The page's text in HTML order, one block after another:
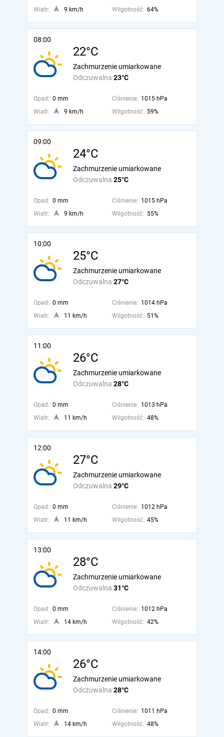
Wiatr: 9 km/h Wilgotność: 64%
08:00
22°C
Odczuwalna 23°C
Zachmurzenie umiarkowane
Opad: 0 mm Ciśnienie: 1015 hPa
Wiatr:
9 km/h Wilgotność: 59%
09:00
24°C
Odczuwalna 25°C
Zachmurzenie umiarkowane
Opad: 0 mm Ciśnienie: 1015 hPa
Wiatr:
9 km/h Wilgotność: 55%
10:00
25°C
Odczuwalna 27°C
Zachmurzenie umiarkowane
Opad: 0 mm Ciśnienie: 1014 hPa
Wiatr:
11 km/h Wilgotność: 51%
11:00
26°C
Odczuwalna 28°C
Zachmurzenie umiarkowane
Opad: 0 mm Ciśnienie: 1013 hPa
Wiatr:
11 km/h Wilgotność: 48%
12:00
27°C
Odczuwalna 29°C
Zachmurzenie umiarkowane
Opad: 0 mm Ciśnienie: 1012 hPa
Wiatr:
11 km/h Wilgotność: 45%
13:00
28°C
Odczuwalna 31°C
Zachmurzenie umiarkowane
Opad: 0 mm Ciśnienie: 1012 hPa
Wiatr:
14 km/h Wilgotność: 42%
14:00
26°C
Odczuwalna 28°C
Zachmurzenie umiarkowane
Opad: 0 mm Ciśnienie: 1011 hPa
Wiatr:
14 km/h Wilgotność: 48%